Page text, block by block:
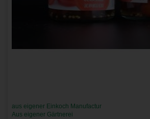
aus eigener Einkoch Manufactur
Aus eigener Gärtnerei